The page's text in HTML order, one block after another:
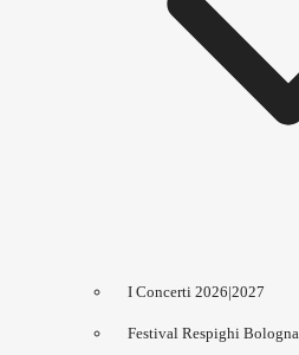
I Concerti 2026|2027
Festival Respighi Bologna